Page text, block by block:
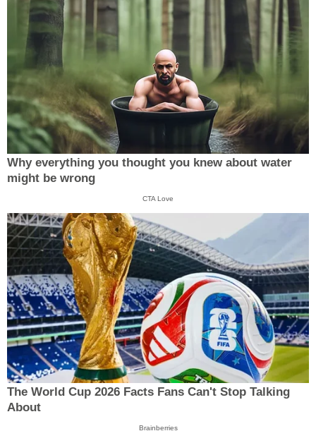
Why everything you thought you knew about water
might be wrong
CTA Love
The World Cup 2026 Facts Fans Can't Stop Talking
About
Brainberries